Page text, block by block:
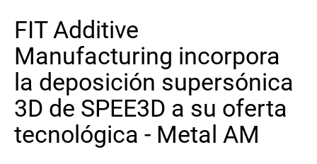
Póngase en contacto
FIT Additive
Manufacturing incorpora
la deposición supersónica
3D de SPEE3D a su oferta
tecnológica - Metal AM